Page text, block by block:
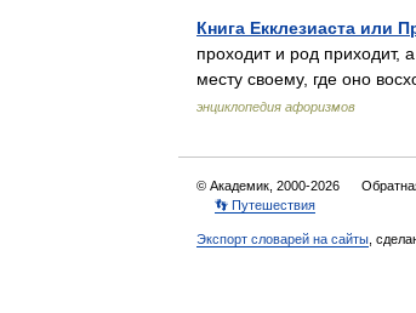
Книга Екклезиаста или
проходит и род приходит,
месту своему, где оно
энциклопедия афоризмов
© Академик, 2000-2026
👣 Путешествия
Экспорт словарей на сайты ,